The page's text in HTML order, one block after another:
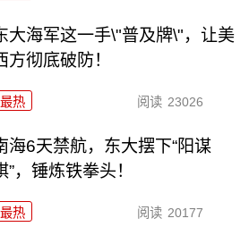
大海军这一手\"普及牌\"，让美
方彻底破防！
最热 阅读 23026
海6天禁航，东大摆下“阳谋
”，锤炼铁拳头！
最热 阅读 20177